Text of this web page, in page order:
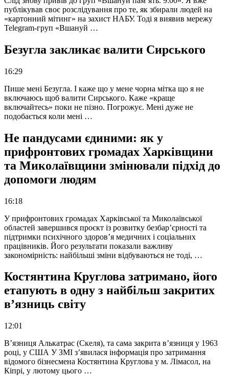
публікував своє розслідування про те, як збирали людей на
«картонний мітинг» на захист НАБУ. Тоді я виявив мережу
Telegram-груп «Вшануй …
Безугла закликає валити Сирського
16:29
Пише мені Безугла. І каже що у мене чорна мітка що я не
включаюсь щоб валити Сирського. Каже «краще
включайтесь» поки не пізно. Погрожує. Мені дуже не
подобається коли мені …
Не пандусами єдиними: як у
прифронтових громадах Харківщини
та Миколаївщини змінювали підхід до
допомоги людям
16:18
У прифронтових громадах Харківської та Миколаївської
областей завершився проєкт із розвитку безбар’єрності та
підтримки психічного здоров’я медичних і соціальних
працівників. Його результати показали важливу
закономірність: найбільші зміни відбуваються не тоді, …
Костянтина Круглова затримано, його
етапують в одну з найбільш закритих
в’язниць світу
12:01
В’язниця Алькатрас (Скеля), та сама закрита в’язниця у 1963
році, у США У ЗМІ з’явилася інформація про затримання
відомого бізнесмена Костянтина Круглова у м. Лімасол, на
Кіпрі, у лютому цього …